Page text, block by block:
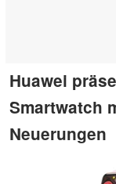
Huawei
Smartwatch
Neuerungen